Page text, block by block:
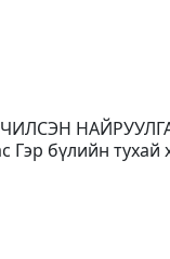
Гэр бүлийн